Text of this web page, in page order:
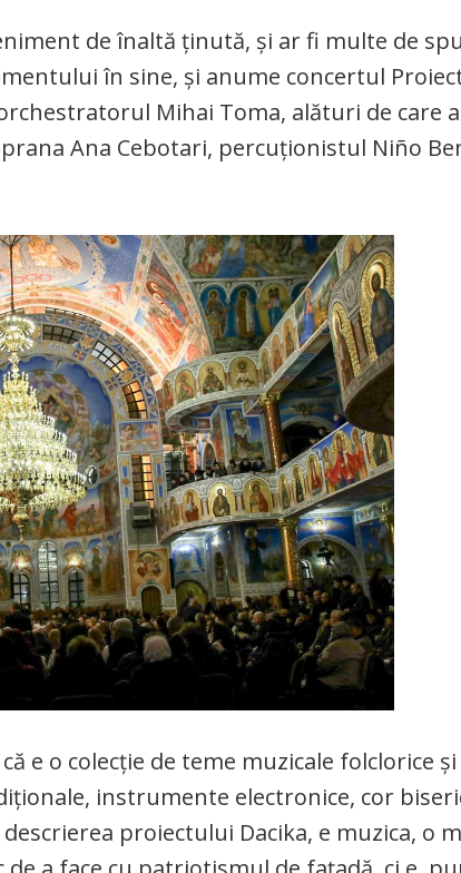
de înaltă ținută, și ar fi multe de
în sine, și anume concertul
Mihai Toma, alături de care
Ana Cebotari, percuționistul Niño
e o colecție de teme muzicale folclorice
instrumente electronice, cor
proiectului Dacika, e muzica, o